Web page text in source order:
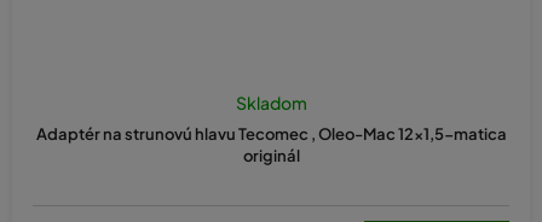
Adaptér na strunovú hlavu Tecomec , Oleo-Mac 12x1,5-matica
originál
Skladom